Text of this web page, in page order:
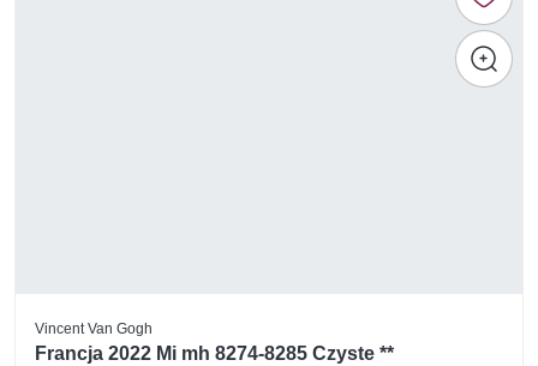
Vincent Van Gogh
Francja 2022 Mi mh 8274-8285 Czyste **